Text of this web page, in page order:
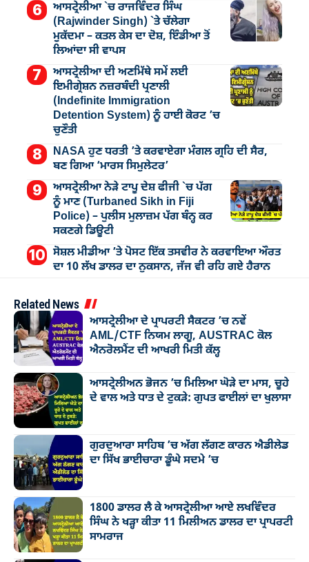
ਆਸਟ੍ਰੇਲੀਆ `ਚ ਰਾਜਵਿੰਦਰ ਸਿੰਘ
(Rajwinder Singh) `ਤੇ ਚੱਲੇਗਾ
ਮੁੁਕੱਦਮਾ – ਕਤਲ ਕੇਸ ਦਾ ਦੋਸ਼, ਇੰਡੀਆ ਤੋਂ
ਲਿਆਂਦਾ ਸੀ ਵਾਪਸ
ਆਸਟ੍ਰੇਲੀਆ ਦੀ ਅਣਮਿੱਥੇ ਸਮੇਂ ਲਈ
ਇਮੀਗ੍ਰੇਸ਼ਨ ਨਜ਼ਰਬੰਦੀ ਪ੍ਰਣਾਲੀ
(Indefinite Immigration
Detention System) ਨੂੰ ਹਾਈ ਕੋਰਟ ’ਚ
ਚੁਣੌਤੀ
NASA ਹੁਣ ਧਰਤੀ ’ਤੇ ਕਰਵਾਏਗਾ ਮੰਗਲ ਗ੍ਰਹਿ ਦੀ ਸੈਰ,
ਬਣ ਗਿਆ ‘ਮਾਰਸ ਸਿਮੁਲੇਟਰ’
ਆਸਟ੍ਰੇਲੀਆ ਨੇੜੇ ਟਾਪੂ ਦੇਸ਼ ਫੀਜੀ `ਚ ਪੱਗ
ਨੂੰ ਮਾਣ (Turbaned Sikh in Fiji
Police) – ਪੁਲੀਸ ਮੁਲਾਜ਼ਮ ਪੱਗ ਬੰਨ੍ਹ ਕਰ
ਸਕਣਗੇ ਡਿਊਟੀ
ਸੋਸ਼ਲ ਮੀਡੀਆ ’ਤੇ ਪੋਸਟ ਇੱਕ ਤਸਵੀਰ ਨੇ ਕਰਵਾਇਆ ਔਰਤ
ਦਾ 10 ਲੱਖ ਡਾਲਰ ਦਾ ਨੁਕਸਾਨ, ਜੱਜ ਵੀ ਰਹਿ ਗਏ ਹੈਰਾਨ
Related News
ਆਸਟ੍ਰੇਲੀਆ ਦੇ ਪ੍ਰਾਪਰਟੀ ਸੈਕਟਰ ’ਚ ਨਵੇਂ
AML/CTF ਨਿਯਮ ਲਾਗੂ, AUSTRAC ਕੋਲ
ਐਨਰੋਲਮੈਂਟ ਦੀ ਆਖਰੀ ਮਿਤੀ ਕੱਲ੍ਹ
ਆਸਟ੍ਰੇਲੀਅਨ ਭੋਜਨ ’ਚ ਮਿਲਿਆ ਘੋੜੇ ਦਾ ਮਾਸ, ਚੂਹੇ
ਦੇ ਵਾਲ ਅਤੇ ਧਾਤ ਦੇ ਟੁਕੜੇ: ਗੁਪਤ ਫਾਈਲਾਂ ਦਾ ਖੁਲਾਸਾ
ਗੁਰਦੁਆਰਾ ਸਾਹਿਬ ’ਚ ਅੱਗ ਲੱਗਣ ਕਾਰਨ ਐਡੀਲੇਡ
ਦਾ ਸਿੱਖ ਭਾਈਚਾਰਾ ਡੂੰਘੇ ਸਦਮੇ ’ਚ
1800 ਡਾਲਰ ਲੈ ਕੇ ਆਸਟ੍ਰੇਲੀਆ ਆਏ ਲਖਵਿੰਦਰ
ਸਿੰਘ ਨੇ ਖੜ੍ਹਾ ਕੀਤਾ 11 ਮਿਲੀਅਨ ਡਾਲਰ ਦਾ ਪ੍ਰਾਪਰਟੀ
ਸਾਮਰਾਜ